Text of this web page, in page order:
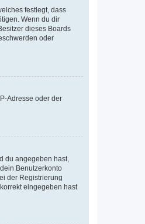
festlegt, dass
Wenn du dir
dieses Boards
oder
Adresse oder der
du angegeben hast,
Benutzerkonto
der Registrierung
eingegeben hast